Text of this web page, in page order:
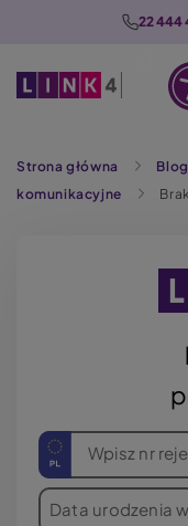
22 444
Strona główna Blog
komunikacyjne
Wpisz nr
Data urodzenia